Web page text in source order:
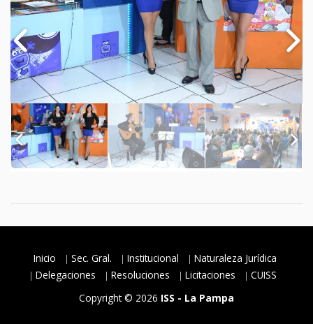
Inicio Sec. Gral. Institucional
Naturaleza Jurídica
Delegaciones
Resoluciones Licitaciones
CUISS
Copyright © 2026 ISS - La Pampa